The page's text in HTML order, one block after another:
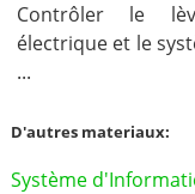
Contrôler le
électrique et le
...
D'autres materiaux:
Système